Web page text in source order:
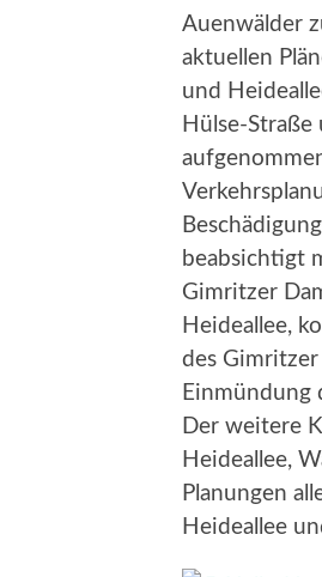
Auenwälder
aktuellen
und
Hülse-
beabsichtigt
Gimritzer
Heideallee,
des
Einmündung
Der weitere
Heideallee,
Planungen
Heideallee